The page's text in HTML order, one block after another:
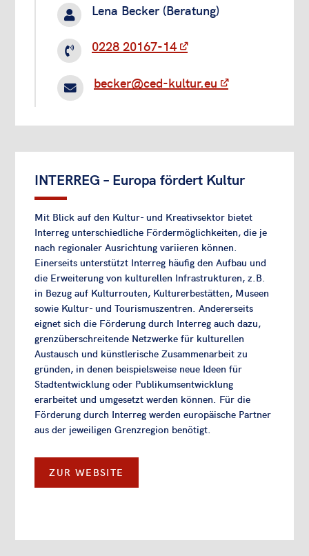
 Lena Becker (Beratung)
 0228 20167-14
 becker@ced-kultur.eu
INTERREG – Europa fördert Kultur
Mit Blick auf den Kultur- und Kreativsektor bietet
Interreg unterschiedliche Fördermöglichkeiten, die je
nach regionaler Ausrichtung variieren können.
Einerseits unterstützt Interreg häufig den Aufbau und
die Erweiterung von kulturellen Infrastrukturen, z.B.
in Bezug auf Kulturrouten, Kulturerbestätten, Museen
sowie Kultur- und Tourismuszentren. Andererseits
eignet sich die Förderung durch Interreg auch dazu,
grenzüberschreitende Netzwerke für kulturellen
Austausch und künstlerische Zusammenarbeit zu
gründen, in denen beispielsweise neue Ideen für
Stadtentwicklung oder Publikumsentwicklung
erarbeitet und umgesetzt werden können. Für die
Förderung durch Interreg werden europäische Partner
aus der jeweiligen Grenzregion benötigt.
ZUR WEBSITE